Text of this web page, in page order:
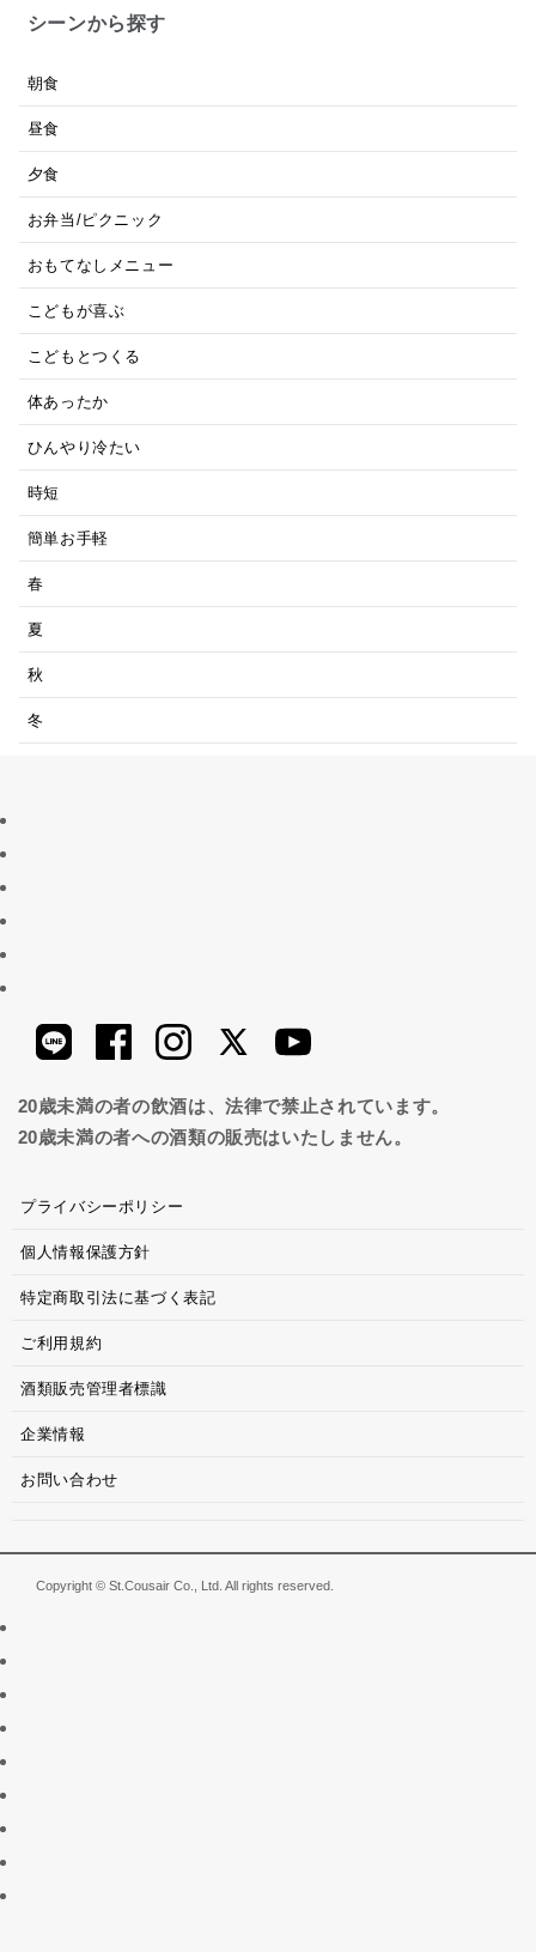
シーンから探す
朝食
昼食
夕食
お弁当/ピクニック
おもてなしメニュー
こどもが喜ぶ
こどもとつくる
体あったか
ひんやり冷たい
時短
簡単お手軽
春
夏
秋
冬
20歳未満の者の飲酒は、法律で禁止されています。
20歳未満の者への酒類の販売はいたしません。
プライバシーポリシー
個人情報保護方針
特定商取引法に基づく表記
ご利用規約
酒類販売管理者標識
企業情報
お問い合わせ
Copyright © St.Cousair Co., Ltd. All rights reserved.